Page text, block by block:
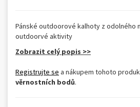
Pánské outdoorové kalhoty z odolného
outdoorvé aktivity
Zobrazit celý popis >>
Registrujte se a nákupem tohoto
věrnostních bodů.